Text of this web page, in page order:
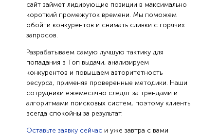
сайт займет лидирующие позиции в максимально
короткий промежуток времени. Мы поможем
обойти конкурентов и снимать сливки с горячих
запросов.
Разрабатываем самую лучшую тактику для
попадания в Топ выдачи, анализируем
конкурентов и повышаем авторитетность
ресурса, применяя проверенные методики. Наши
сотрудники ежемесячно следят за трендами и
алгоритмами поисковых систем, поэтому клиенты
всегда спокойны за результат.
Оставьте заявку сейчас и уже завтра с вами